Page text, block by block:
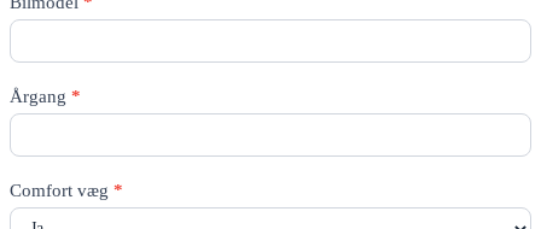
Årgang *
Comfort væg *